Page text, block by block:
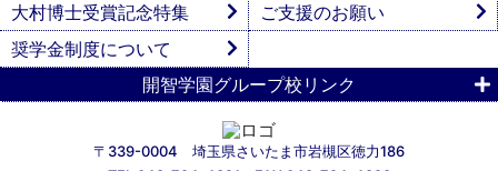
〒339-0004 埼玉県さいたま市岩槻区徳力186
大村博士受賞記念特集
ご支援のお願い
奨学金制度について
開智学園グループ校リンク